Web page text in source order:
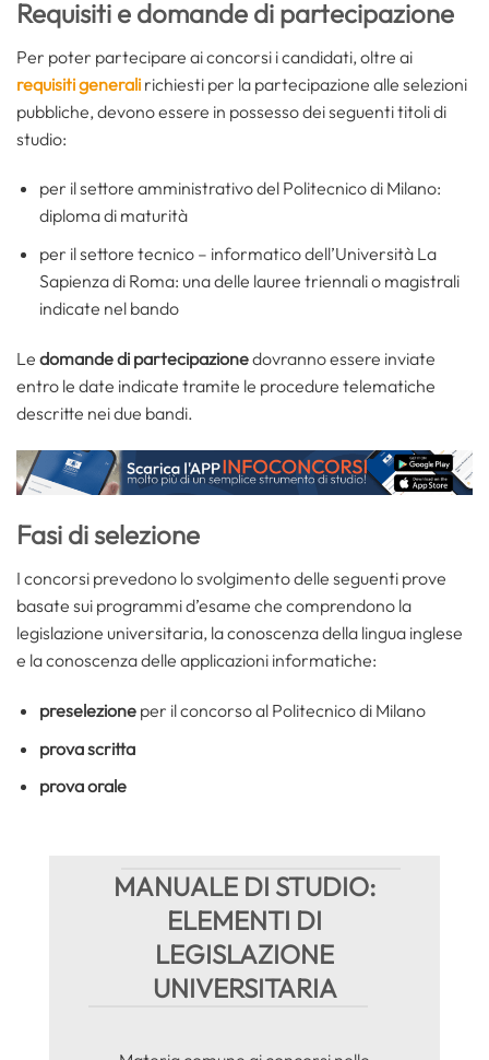
Requisiti e domande di partecipazione
Per poter partecipare ai concorsi i candidati, oltre ai
requisiti generali richiesti per la partecipazione alle selezioni
pubbliche, devono essere in possesso dei seguenti titoli di
studio:
per il settore amministrativo del Politecnico di Milano:
diploma di maturità
per il settore tecnico – informatico dell’Università La
Sapienza di Roma: una delle lauree triennali o magistrali
indicate nel bando
Le domande di partecipazionedovranno essere inviate
entro le date indicate tramite le procedure telematiche
descritte nei due bandi.
Fasi di selezione
I concorsi prevedono lo svolgimento delle seguenti prove
basate sui programmi d’esame che comprendono la
legislazione universitaria, la conoscenza della lingua inglese
e la conoscenza delle applicazioni informatiche:
preselezioneper il concorso al Politecnico di Milano
prova scritta
prova orale
MANUALE DI STUDIO:
ELEMENTI DI
LEGISLAZIONE
UNIVERSITARIA